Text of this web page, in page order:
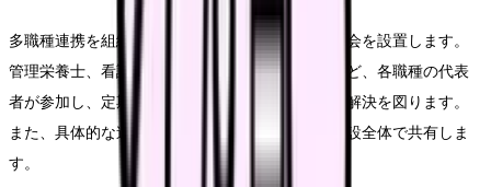
多職種連携を組織的に推進するため、専門の委員会を設置します。
管理栄養士、看護師、介護職員、リハビリ職員など、各職種の代表
者が参加し、定期的な会議を通じて連携上の課題解決を図ります。
また、具体的な連携方針や行動計画を策定し、施設全体で共有しま
す。